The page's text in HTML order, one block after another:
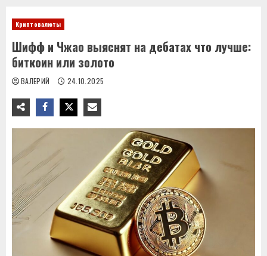
Криптовалюты
Шифф и Чжао выяснят на дебатах что лучше:
биткоин или золото
ВАЛЕРИЙ 24.10.2025